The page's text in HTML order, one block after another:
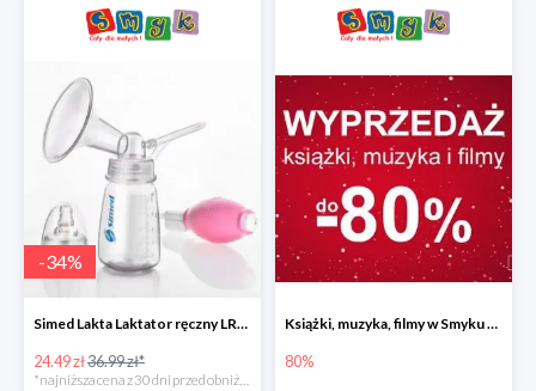
-34%
Simed Lakta Laktator ręczny LR-8 -34%
24.49 zł36.99 zł*
*najniższa cena z 30 dni przed obniżką
Książki, muzyka, filmy w Smyku do -80%
80%